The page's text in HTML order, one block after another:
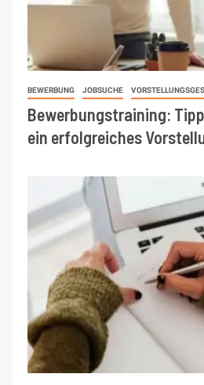
BEWERBUNG JOBSUCHE
Bewerbungstraining:
ein erfolgreiches